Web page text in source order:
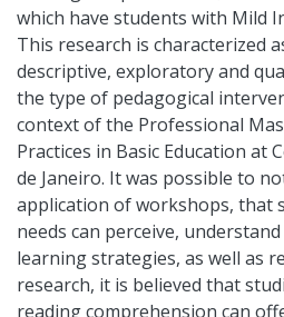
which have students with Mild
This research is characterized
descriptive, exploratory and
the type of pedagogical
context of the Professional
Practices in Basic Education at
de Janeiro. It was possible to
application of workshops, that
needs can perceive,
learning strategies, as well as
research, it is believed that
reading comprehension can